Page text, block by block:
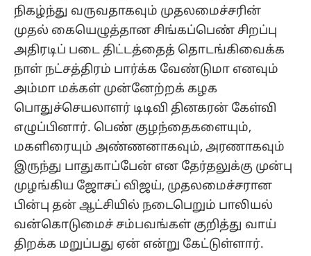
நிகழ்ந்து வருவதாகவும் முதலமைச்சரின்
முதல் கையெழுத்தான சிங்கப்பெண் சிறப்பு
அதிரடிப் படை திட்டத்தைத் தொடங்கிவைக்க
நாள் நட்சத்திரம் பார்க்க வேண்டுமா எனவும்
அம்மா மக்கள் முன்னேற்றக் கழக
பொதுச்செயலாளர் டிடிவி தினகரன் கேள்வி
எழுப்பினார். பெண் குழந்தைகளையும்,
மகளிரையும் அண்ணனாகவும், அரணாகவும்
இருந்து பாதுகாப்பேன் என தேர்தலுக்கு முன்பு
முழங்கிய ஜோசப் விஜய், முதலமைச்சரான
பின்பு தன் ஆட்சியில் நடைபெறும் பாலியல்
வன்கொடுமைச் சம்பவங்கள் குறித்து வாய்
திறக்க மறுப்பது ஏன் என்று கேட்டுள்ளார்.